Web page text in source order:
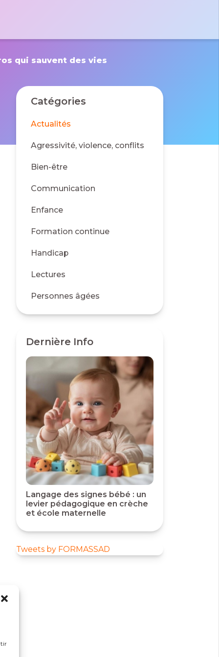
Pierre
France 01 40 06 01 26
qui sauvent des vies
Catégories
Actualités
Agressivité, violence, conflits
Bien-être
Communication
Enfance
Formation continue
Handicap
Lectures
Personnes âgées
Dernière Info
Langage des signes bébé : un
levier pédagogique en crèche
et école maternelle
Tweets by FORMASSAD